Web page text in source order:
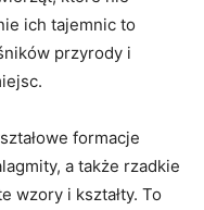
⁣ich tajemnic to
przyrody i
formacje
a także rzadkie
wzory i kształty. To